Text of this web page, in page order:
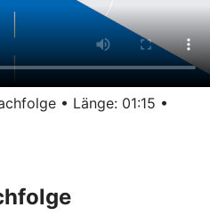
• Länge: 01:15 •